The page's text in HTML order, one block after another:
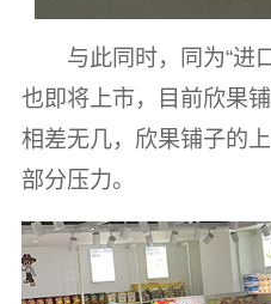
与此同时，同为“进
也即将上市，目前欣果
相差无几，欣果铺子的
部分压力。